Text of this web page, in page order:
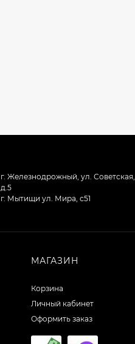
г. Железнодрожный, ул. Советская,
д.5
г. Мытищи ул. Мира, с51
МАГАЗИН
Корзина
Личный кабинет
Оформить заказ